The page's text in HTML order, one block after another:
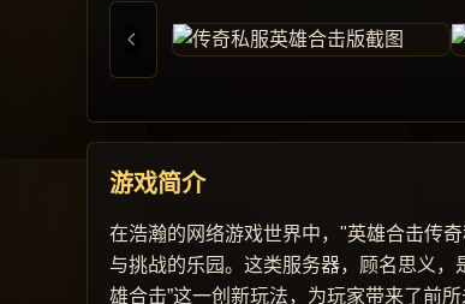
游戏简介
在浩瀚的网络游戏世界中，"英雄合击传
与挑战的乐园。这类服务器，顾名思义
雄合击”这一创新玩法，为玩家带来了前